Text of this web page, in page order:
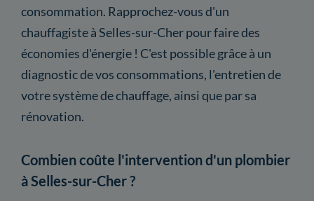
consommation. Rapprochez-vous d'un
chauffagiste à Selles-sur-Cher pour faire des
économies d'énergie ! C'est possible grâce à un
diagnostic de vos consommations, l'entretien de
votre système de chauffage, ainsi que par sa
rénovation.
Combien coûte l'intervention d'un plombier
à Selles-sur-Cher ?